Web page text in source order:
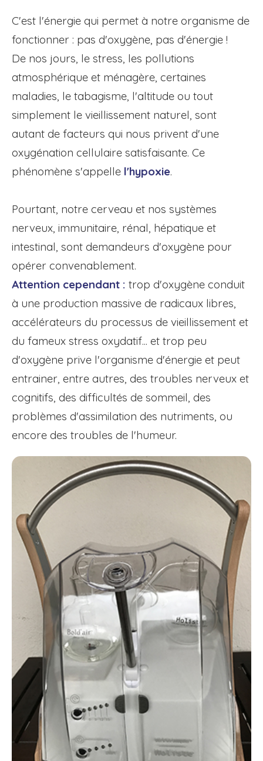
C'est l'énergie qui permet à notre organisme de
fonctionner : pas d'oxygène, pas d'énergie !
De nos jours, le stress, les pollutions
atmosphérique et ménagère, certaines
maladies, le tabagisme, l'altitude ou tout
simplement le vieillissement naturel, sont
autant de facteurs qui nous privent d'une
oxygénation cellulaire satisfaisante. Ce
phénomène s'appelle l'hypoxie.
Pourtant, notre cerveau et nos systèmes
nerveux, immunitaire, rénal, hépatique et
intestinal, sont demandeurs d'oxygène pour
opérer convenablement.
Attention cependant : trop d'oxygène conduit
à une production massive de radicaux libres,
accélérateurs du processus de vieillissement et
du fameux stress oxydatif... et trop peu
d'oxygène prive l'organisme d'énergie et peut
entrainer, entre autres, des troubles nerveux et
cognitifs, des difficultés de sommeil, des
problèmes d'assimilation des nutriments, ou
encore des troubles de l'humeur.